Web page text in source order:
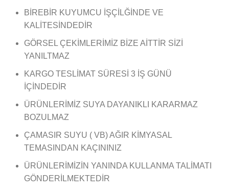
BİREBİR KUYUMCU İŞÇİLĞİNDE VE
KALİTESİNDEDİR
GÖRSEL ÇEKİMLERİMİZ BİZE AİTTİR SİZİ
YANILTMAZ
KARGO TESLİMAT SÜRESİ 3 İŞ GÜNÜ
İÇİNDEDİR
ÜRÜNLERİMİZ SUYA DAYANIKLI KARARMAZ
BOZULMAZ
ÇAMASIR SUYU ( VB) AĞIR KİMYASAL
TEMASINDAN KAÇININIZ
ÜRÜNLERİMİZİN YANINDA KULLANMA TALİMATI
GÖNDERİLMEKTEDİR